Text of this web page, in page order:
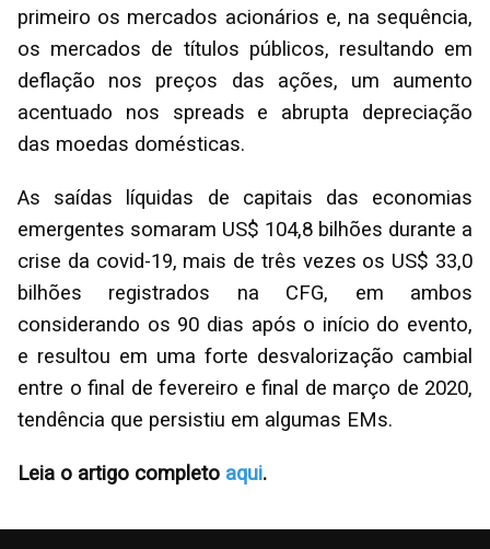
primeiro os mercados acionários e, na sequência,
os mercados de títulos públicos, resultando em
deflação nos preços das ações, um aumento
acentuado nos spreads e abrupta depreciação
das moedas domésticas.
As saídas líquidas de capitais das economias
emergentes somaram US$ 104,8 bilhões durante a
crise da covid-19, mais de três vezes os US$ 33,0
bilhões registrados na CFG, em ambos
considerando os 90 dias após o início do evento,
e resultou em uma forte desvalorização cambial
entre o final de fevereiro e final de março de 2020,
tendência que persistiu em algumas EMs.
Leia o artigo completo aqui.